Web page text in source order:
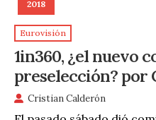
2018
Eurovisión
1in360, ¿el nuevo
preselección? por
Cristian Calderón